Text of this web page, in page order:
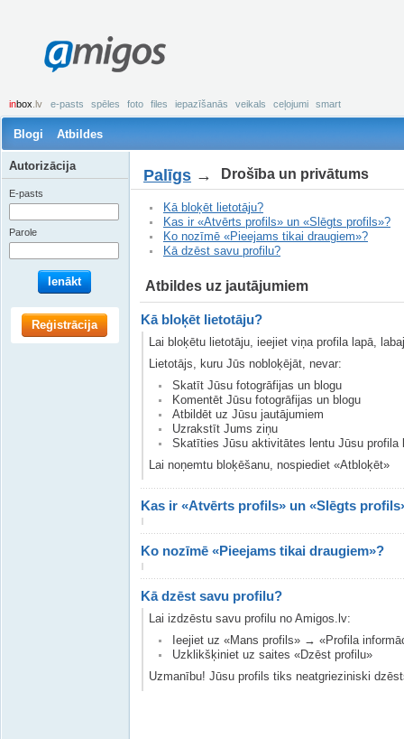
amigos
inbox .lv e-pasts spēles foto files iepazīšanās veikals ceļojumi smart
Blogi Atbildes
Palīgs → Drošība un privātums
Kā bloķēt lietotāju?
Kas ir «Atvērts profils» un «Slēgts profils»?
Ko nozīmē «Pieejams tikai draugiem»?
Kā dzēst savu profilu?
Atbildes uz jautājumiem
Kā bloķēt lietotāju?
Lai bloķētu lietotāju, ieejiet viņa profila lapā,
Lietotājs, kuru Jūs nobloķējāt, nevar:
Skatīt Jūsu fotogrāfijas un blogu
Komentēt Jūsu fotogrāfijas un blogu
Atbildēt uz Jūsu jautājumiem
Uzrakstīt Jums ziņu
Skatīties Jūsu aktivitātes lentu Jūsu profila
Lai noņemtu bloķēšanu, nospiediet «Atbloķēt»
Kas ir «Atvērts profils» un «Slēgts
Ko nozīmē «Pieejams tikai draugiem»?
Kā dzēst savu profilu?
Lai izdzēstu savu profilu no Amigos.lv:
Ieejiet uz «Mans profils» → «Profila
Uzklikšķiniet uz saites «Dzēst profilu»
Uzmanību! Jūsu profils tiks neatgrieziniski
Autorizācija
E-pasts
Parole
Ienākt
Reģistrācija